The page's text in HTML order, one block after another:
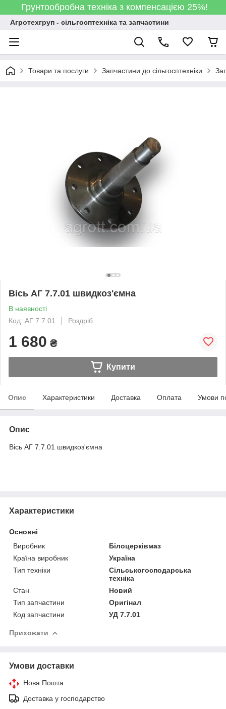
Грунтообробна техніка з компенсацією 25%!
Агротехгруп - сільгосптехніка та запчастини
Товари та послуги Запчастини до сільгосптехніки
Вісь АГ 7.7.01 швидкоз'ємна
В наявності
Код: АГ 7.7.01
Роздріб
1 680 ₴
Купити
Опис Характеристики Доставка Оплата Умови
Опис
Вісь АГ 7.7.01 швидкоз'ємна
Характеристики
Основні
Виробник
Білоцерківмаз
Країна виробник
Україна
Тип техніки
Сільськогосподарська
техніка
Стан
Новий
Тип запчастини
Оригінал
Код запчастини
УД 7.7.01
Приховати
Умови доставки
Нова Пошта
Доставка у господарство